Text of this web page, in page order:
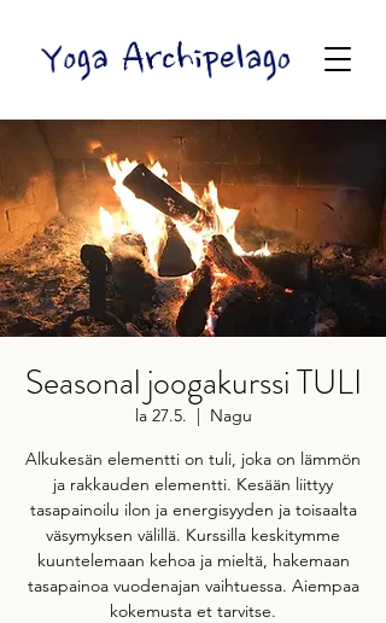
Seasonal joogakurssi TULI
la 27.5.
  |
Nagu
Alkukesän elementti on tuli, joka on lämmön
ja rakkauden elementti. Kesään liittyy
tasapainoilu ilon ja energisyyden ja toisaalta
väsymyksen välillä. Kurssilla keskitymme
kuuntelemaan kehoa ja mieltä, hakemaan
tasapainoa vuodenajan vaihtuessa. Aiempaa
kokemusta et tarvitse.